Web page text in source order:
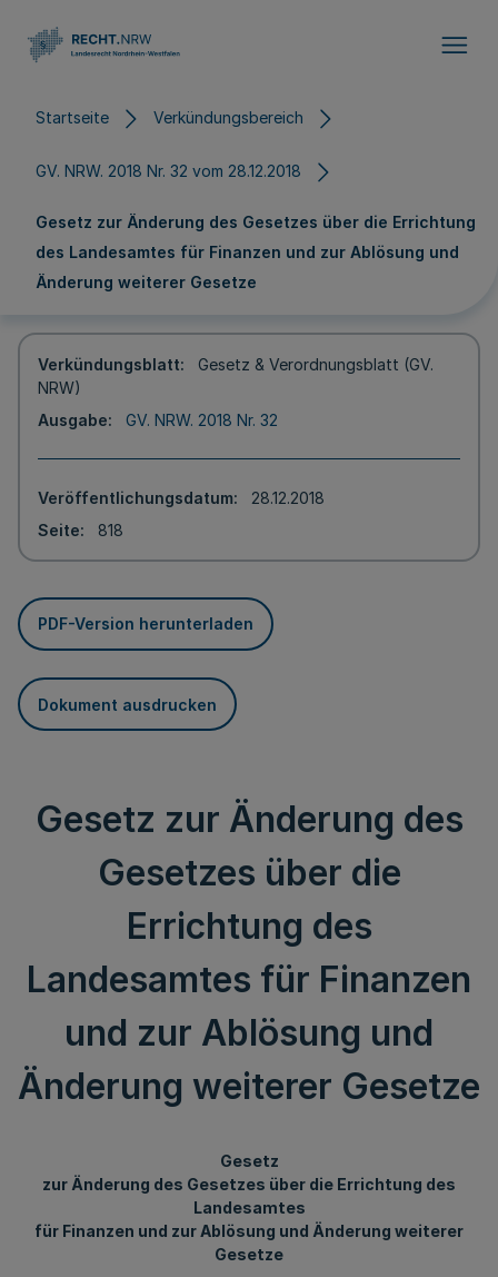
Startseite Verkündungsbereich
GV. NRW. 2018 Nr. 32 vom 28.12.2018
Gesetz zur Änderung des Gesetzes über die Errichtung
des Landesamtes für Finanzen und zur Ablösung und
Änderung weiterer Gesetze
Verkündungsblatt
Gesetz & Verordnungsblatt (GV.
NRW)
Ausgabe
GV. NRW. 2018 Nr. 32
Veröffentlichungsdatum
28.12.2018
Seite
818
PDF-Version herunterladen
Dokument ausdrucken
Gesetz zur Änderung des
Gesetzes über die
Errichtung des
Landesamtes für Finanzen
und zur Ablösung und
Änderung weiterer Gesetze
Gesetz
zur Änderung des Gesetzes über die Errichtung des
Landesamtes
für Finanzen und zur Ablösung und Änderung weiterer
Gesetze